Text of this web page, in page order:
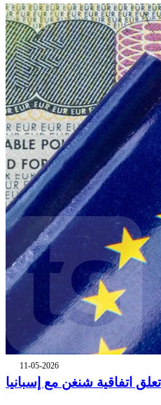
11-05-2026
اتفاقية شنغن مع إسبانيا